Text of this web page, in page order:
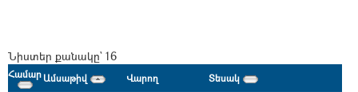
Նիստեր քանակը` 16
ՀամարԱմսաթիվ Վարող Տեսակ